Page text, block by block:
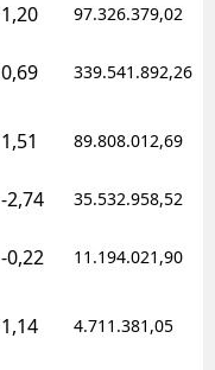
1,20 97.326.379,02
0,69 339.541.892,26
1,51 89.808.012,69
-2,74 35.532.958,52
-0,22 11.194.021,90
1,14 4.711.381,05